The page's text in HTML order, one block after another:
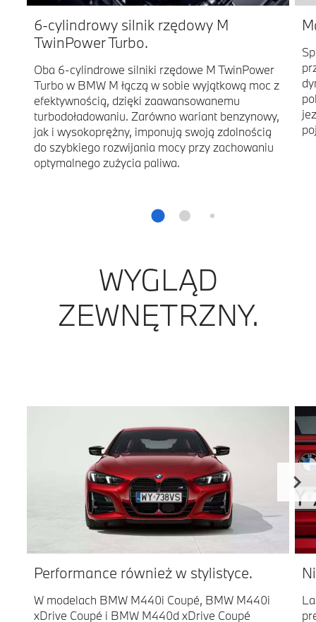
6-cylindrowy silnik rzędowy M
TwinPower Turbo.
Oba 6-cylindrowe silniki rzędowe M TwinPower
Turbo w BMW M łączą w sobie wyjątkową moc z
efektywnością, dzięki zaawansowanemu
turbodoładowaniu. Zarówno wariant benzynowy,
jak i wysokoprężny, imponują swoją zdolnością
do szybkiego rozwijania mocy przy zachowaniu
optymalnego zużycia paliwa.
WYGLĄD
ZEWNĘTRZNY.
Performance również w stylistyce.
W modelach BMW M440i Coupé, BMW M440i
xDrive Coupé i BMW M440d xDrive Coupé